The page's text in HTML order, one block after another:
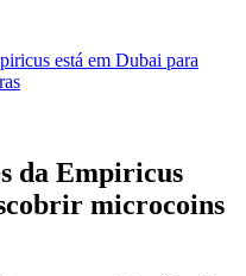
está em Dubai para
da Empiricus
microcoins